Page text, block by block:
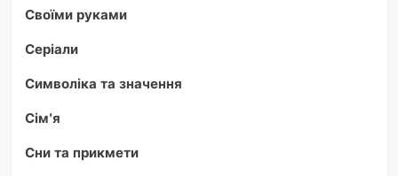
Своїми руками
Серіали
Символіка та значення
Сім'я
Сни та прикмети